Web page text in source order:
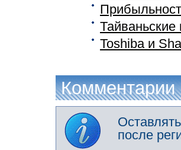
Toshiba и
Комментарии
после